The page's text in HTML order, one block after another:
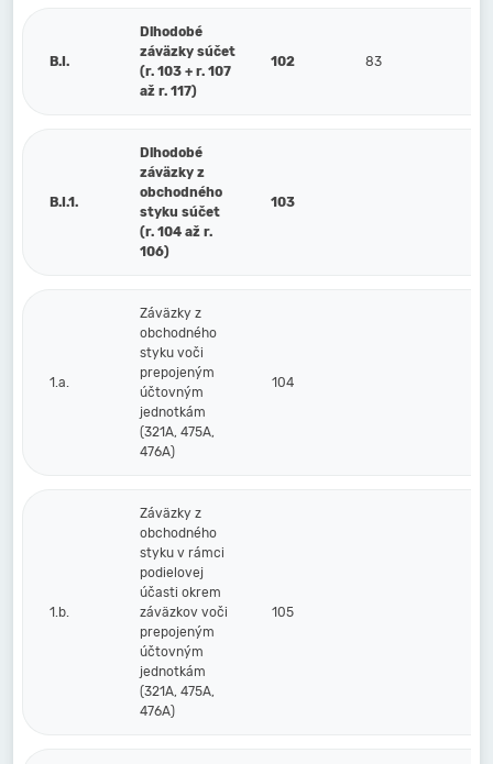
B.I.
Dlhodobé
záväzky súčet
(r. 103 + r. 107
až r. 117)
102 83
B.I.1.
Dlhodobé
záväzky z
obchodného
styku súčet
(r. 104 až r.
106)
103
1.a.
Záväzky z
obchodného
styku voči
prepojeným
účtovným
jednotkám
(321A, 475A,
476A)
104
1.b.
Záväzky z
obchodného
styku v rámci
podielovej
účasti okrem
záväzkov voči
prepojeným
účtovným
jednotkám
(321A, 475A,
476A)
105